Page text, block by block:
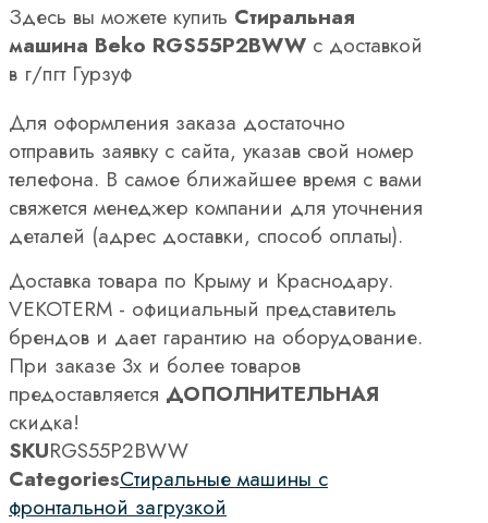
Здесь вы можете купить Стиральная
машина Beko RGS55P2BWW с доставкой
в г/пгт Гурзуф
Для оформления заказа достаточно
отправить заявку с сайта, указав свой номер
телефона. В самое ближайшее время с вами
свяжется менеджер компании для уточнения
деталей (адрес доставки, способ оплаты).
Доставка товара по Крыму и Краснодару.
VEKOTERM - официальный представитель
брендов и дает гарантию на оборудование.
При заказе 3х и более товаров
предоставляется ДОПОЛНИТЕЛЬНАЯ
скидка!
SKURGS55P2BWW
CategoriesСтиральные машины с
фронтальной загрузкой